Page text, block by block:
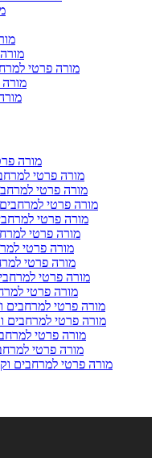
מורה פרטי
מורה
מורה
מורה פרטי
מורה פרטי
מורה פרטי
מורה פרטי
מורה פרטי
מורה פרטי
מורה פרטי
מורה פרטי
מורה פרטי
מורה פרטי למרחבים
מורה פרטי למרחבים
מורה פרטי
מורה פרטי
מורה פרטי למרחבים